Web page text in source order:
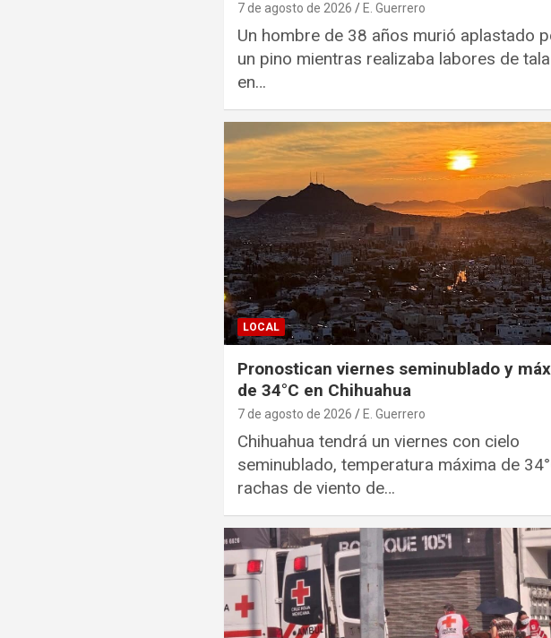
7 de agosto de 2026 E. Guerrero
Un hombre de 38 años murió aplastado
un pino mientras realizaba labores de tala
en…
LOCAL
Pronostican viernes seminublado y
de 34°C en Chihuahua
7 de agosto de 2026 E. Guerrero
Chihuahua tendrá un viernes con cielo
seminublado, temperatura máxima de
rachas de viento de…